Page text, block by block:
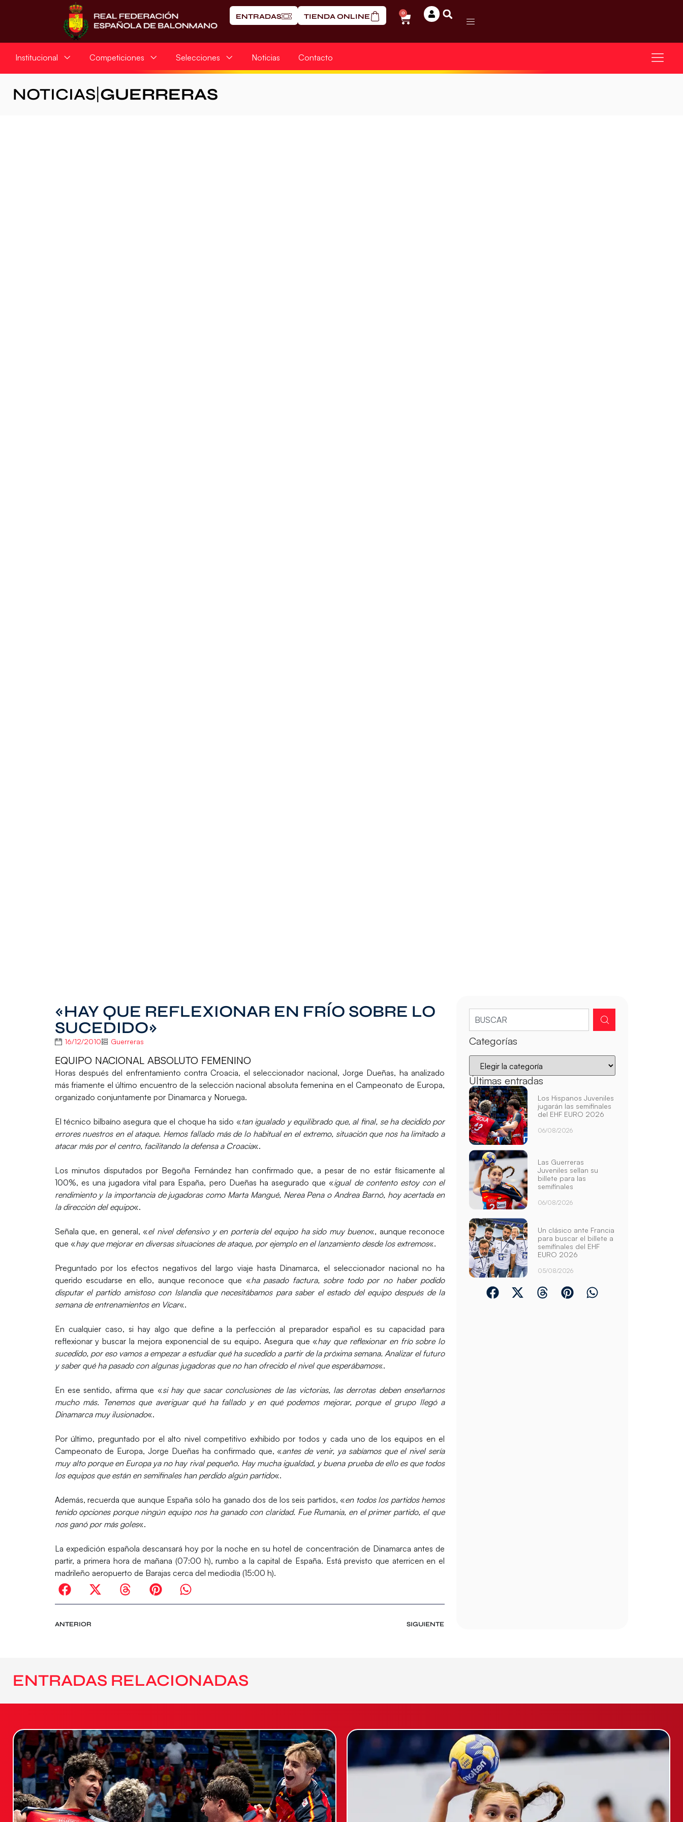
ENTRADAS TIENDA ONLINE 0
Institucional Competiciones Selecciones Noticias Contacto
NOTICIAS GUERRERAS
«HAY QUE REFLEXIONAR EN FRÍO SOBRE LO
SUCEDIDO»
16/12/2010 Guerreras
EQUIPO NACIONAL ABSOLUTO FEMENINO
Horas después del enfrentamiento contra Croacia, el seleccionador nacional, Jorge Dueñas, ha analizado
más friamente el último encuentro de la selección nacional absoluta femenina en el Campeonato de Europa,
organizado conjuntamente por Dinamarca y Noruega.
El técnico bilbaíno asegura que el choque ha sido «tan igualado y equilibrado que, al final, se ha decidido por
errores nuestros en el ataque. Hemos fallado más de lo habitual en el extremo, situación que nos ha limitado a
atacar más por el centro, facilitando la defensa a Croacia«.
Los minutos disputados por Begoña Fernández han confirmado que, a pesar de no estár físicamente al
100%, es una jugadora vital para España, pero Dueñas ha asegurado que «igual de contento estoy con el
rendimiento y la importancia de jugadoras como Marta Mangué, Nerea Pena o Andrea Barnó, hoy acertada en
la dirección del equipo«.
Señala que, en general, «el nivel defensivo y en portería del equipo ha sido muy bueno«, aunque reconoce
que «hay que mejorar en diversas situaciones de ataque, por ejemplo en el lanzamiento desde los extremos«.
Preguntado por los efectos negativos del largo viaje hasta Dinamarca, el seleccionador nacional no ha
querido escudarse en ello, aunque reconoce que «ha pasado factura, sobre todo por no haber podido
disputar el partido amistoso con Islandia que necesitábamos para saber el estado del equipo después de la
semana de entrenamientos en Vícar«.
En cualquier caso, si hay algo que define a la perfección al preparador español es su capacidad para
reflexionar y buscar la mejora exponencial de su equipo. Asegura que «hay que reflexionar en frío sobre lo
sucedido, por eso vamos a empezar a estudiar qué ha sucedido a partir de la próxima semana. Analizar el futuro
y saber qué ha pasado con algunas jugadoras que no han ofrecido el nivel que esperábamos«.
En ese sentido, afirma que «si hay que sacar conclusiones de las victorias, las derrotas deben enseñarnos
mucho más. Tenemos que averiguar qué ha fallado y en qué podemos mejorar, porque el grupo llegó a
Dinamarca muy ilusionado«.
Por último, preguntado por el alto nivel competitivo exhibido por todos y cada uno de los equipos en el
Campeonato de Europa, Jorge Dueñas ha confirmado que, «antes de venir, ya sabíamos que el nivel sería
muy alto porque en Europa ya no hay rival pequeño. Hay mucha igualdad, y buena prueba de ello es que todos
los equipos que están en semifinales han perdido algún partido«.
Además, recuerda que aunque España sólo ha ganado dos de los seis partidos, «en todos los partidos hemos
tenido opciones porque ningún equipo nos ha ganado con claridad. Fue Rumania, en el primer partido, el que
nos ganó por más goles«.
La expedición española descansará hoy por la noche en su hotel de concentración de Dinamarca antes de
partir, a primera hora de mañana (07:00 h), rumbo a la capital de España. Está previsto que aterricen en el
madrileño aeropuerto de Barajas cerca del mediodía (15:00 h).
ANTERIOR SIGUIENTE
Categorías
Últimas entradas
Los Hispanos Juveniles
jugarán las semifinales
del EHF EURO 2026
06/08/2026
Las Guerreras
Juveniles sellan su
billete para las
semifinales
06/08/2026
Un clásico ante Francia
para buscar el billete a
semifinales del EHF
EURO 2026
05/08/2026
ENTRADAS RELACIONADAS